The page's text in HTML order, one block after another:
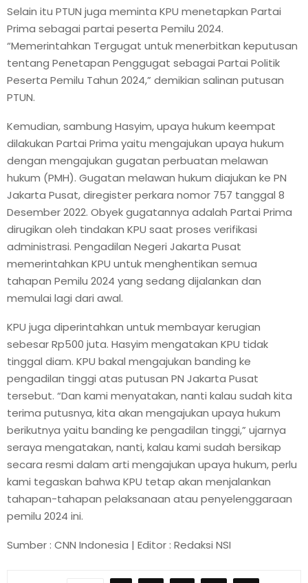
Selain itu PTUN juga meminta KPU menetapkan Partai
Prima sebagai partai peserta Pemilu 2024.
“Memerintahkan Tergugat untuk menerbitkan keputusan
tentang Penetapan Penggugat sebagai Partai Politik
Peserta Pemilu Tahun 2024,” demikian salinan putusan
PTUN.
Kemudian, sambung Hasyim, upaya hukum keempat
dilakukan Partai Prima yaitu mengajukan upaya hukum
dengan mengajukan gugatan perbuatan melawan
hukum (PMH). Gugatan melawan hukum diajukan ke PN
Jakarta Pusat, diregister perkara nomor 757 tanggal 8
Desember 2022. Obyek gugatannya adalah Partai Prima
dirugikan oleh tindakan KPU saat proses verifikasi
administrasi. Pengadilan Negeri Jakarta Pusat
memerintahkan KPU untuk menghentikan semua
tahapan Pemilu 2024 yang sedang dijalankan dan
memulai lagi dari awal.
KPU juga diperintahkan untuk membayar kerugian
sebesar Rp500 juta. Hasyim mengatakan KPU tidak
tinggal diam. KPU bakal mengajukan banding ke
pengadilan tinggi atas putusan PN Jakarta Pusat
tersebut. “Dan kami menyatakan, nanti kalau sudah kita
terima putusnya, kita akan mengajukan upaya hukum
berikutnya yaitu banding ke pengadilan tinggi,” ujarnya
seraya mengatakan, nanti, kalau kami sudah bersikap
secara resmi dalam arti mengajukan upaya hukum, perlu
kami tegaskan bahwa KPU tetap akan menjalankan
tahapan-tahapan pelaksanaan atau penyelenggaraan
pemilu 2024 ini.
Sumber : CNN Indonesia | Editor : Redaksi NSI